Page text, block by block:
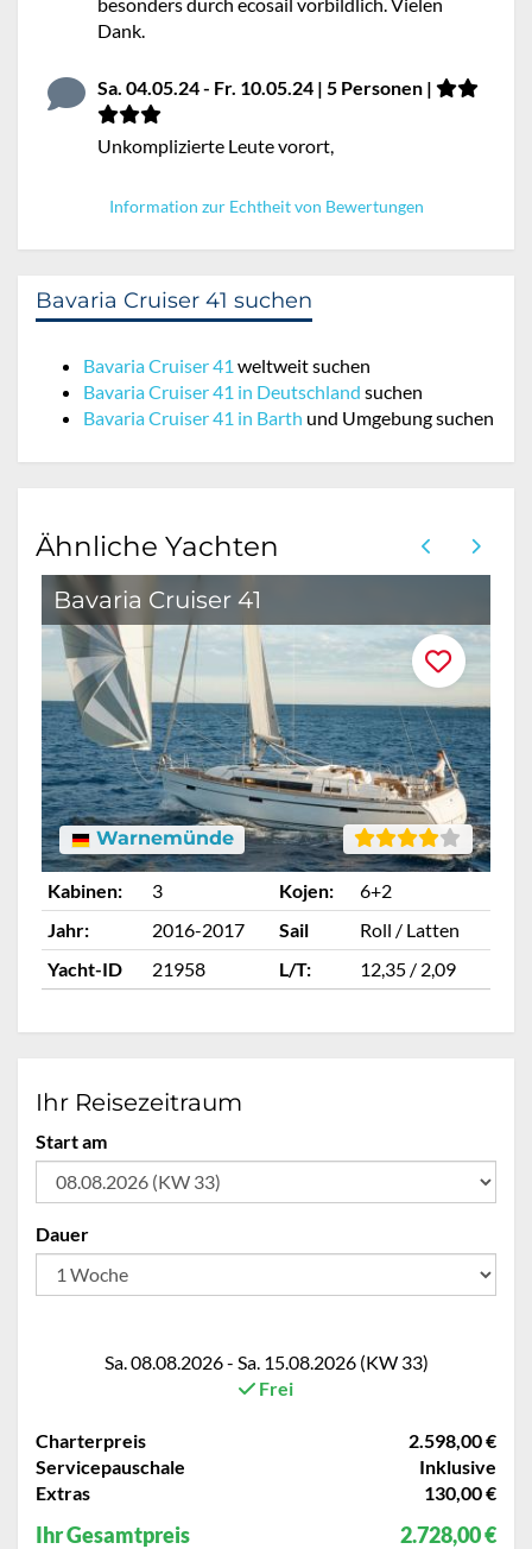
Dank.
Sa. 04.05.24 - Fr. 10.05.24 | 5 Personen |
Unkomplizierte Leute vorort,
Information zur Echtheit von Bewertungen
Bavaria Cruiser 41 suchen
Bavaria Cruiser 41 weltweit suchen
Bavaria Cruiser 41 in Deutschland suchen
Bavaria Cruiser 41 in Barth und Umgebung suchen
Ähnliche Yachten
Bavaria Cruiser 41
Warnemünde
Kabinen: 3 Kojen:
6+2
Jahr:
2016-2017 Sail
Roll / Latten
Yacht-ID
21958 L/T: 12,35 / 2,09
Ihr Reisezeitraum
Start am
Dauer
Sa. 08.08.2026 - Sa. 15.08.2026 (KW 33)
Frei
Charterpreis
2.598,00 €
Servicepauschale
Inklusive
Extras
130,00 €
Ihr Gesamtpreis 2.728,00 €